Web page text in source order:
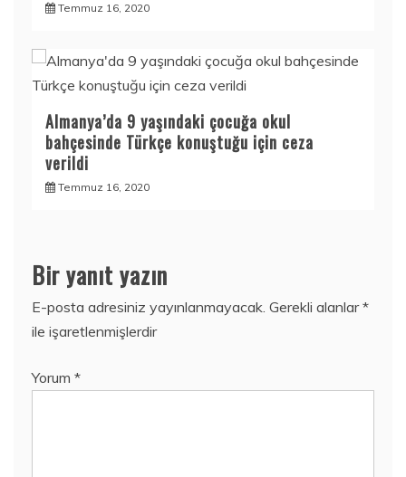
Temmuz 16, 2020
Almanya’da 9 yaşındaki çocuğa okul
bahçesinde Türkçe konuştuğu için ceza
verildi
Temmuz 16, 2020
Bir yanıt yazın
E-posta adresiniz yayınlanmayacak. Gerekli alanlar*
ile işaretlenmişlerdir
Yorum *